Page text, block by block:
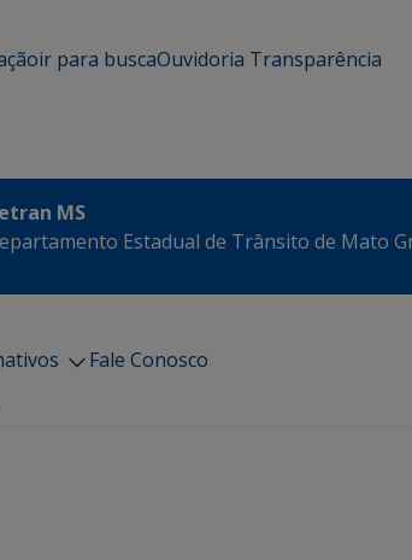
ir para buscaOuvidoria Transparência
MS
Estadual de Trânsito de Mato
Fale Conosco